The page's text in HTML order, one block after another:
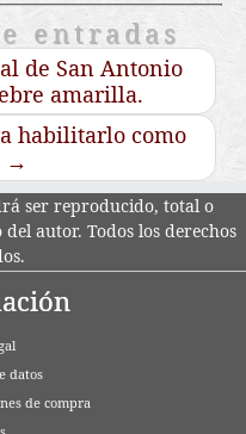
entradas
de San Antonio
amarilla.
habilitarlo como
→
ser reproducido, total o
autor. Todos los derechos
datos
de compra